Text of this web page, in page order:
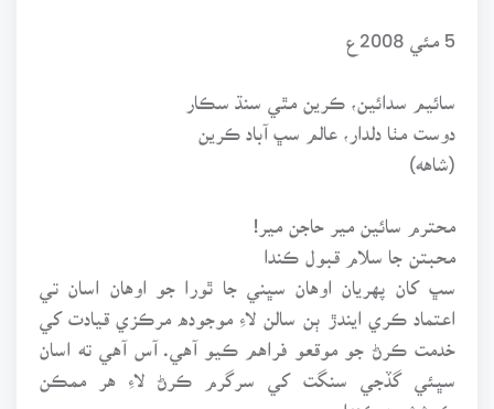
سائيم سدائين، ڪرين مٿي سنڌ سڪار
دوست مٺا دلدار، عالم سڀ آباد ڪرين
(شاهه)
محترم سائين مير حاجن مير!
محبتن جا سلام قبول ڪندا
سڀ کان پهريان اوهان سڀني جا ٿورا جو اوهان اسان تي
اعتماد ڪري ايندڙ ٻن سالن لاءِ موجوده مرڪزي قيادت کي
خدمت ڪرڻ جو موقعو فراهم ڪيو آهي. آس آهي ته اسان
سڀئي گڏجي سنگت کي سرگرم ڪرڻ لاءِ هر ممڪن
ڪوششون ڪنداسين.